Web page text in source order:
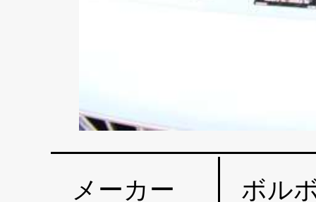
メーカー ボル